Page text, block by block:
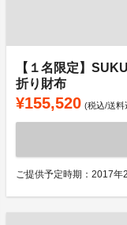
【１名限定】
折り財布
¥155,520 (税込/送料
ご提供予定時期：2017年